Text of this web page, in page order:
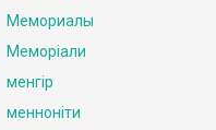
Мемориалы
Меморіали
менгір
менноніти